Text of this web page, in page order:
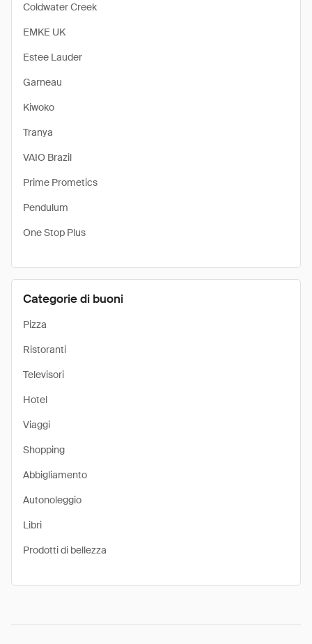
Coldwater Creek
EMKE UK
Estee Lauder
Garneau
Kiwoko
Tranya
VAIO Brazil
Prime Prometics
Pendulum
One Stop Plus
Categorie di buoni
Pizza
Ristoranti
Televisori
Hotel
Viaggi
Shopping
Abbigliamento
Autonoleggio
Libri
Prodotti di bellezza